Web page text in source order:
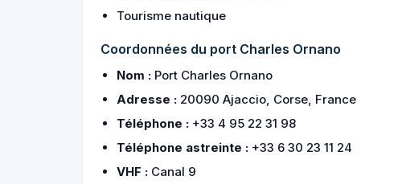
Tourisme nautique
Coordonnées du port Charles Ornano
Nom : Port Charles Ornano
Adresse : 20090 Ajaccio, Corse, France
Téléphone : +33 4 95 22 31 98
Téléphone astreinte : +33 6 30 23 11 24
VHF : Canal 9